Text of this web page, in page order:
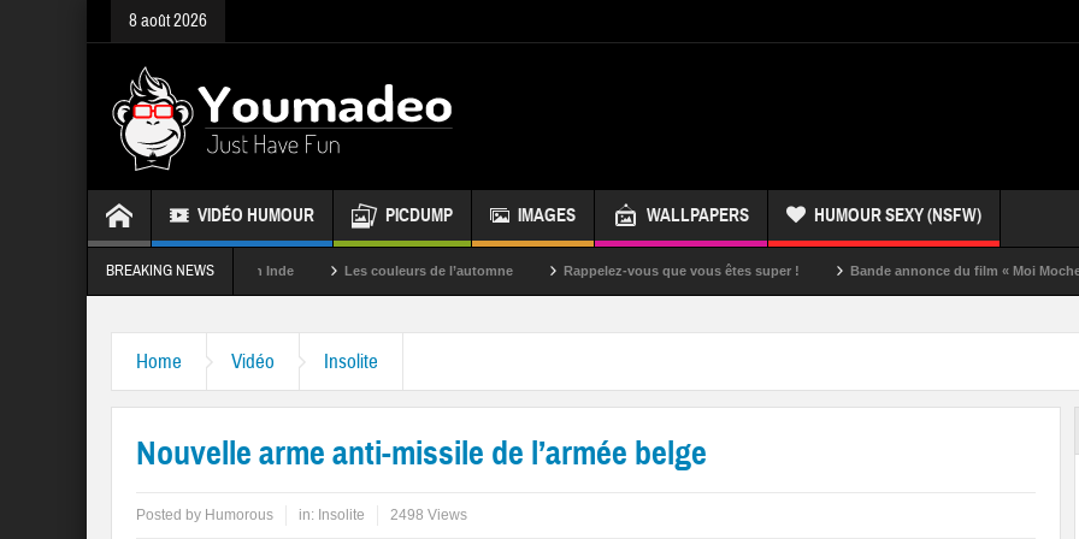
8 août 2026
VIDÉO HUMOUR PICDUMP IMAGES WALLPAPERS HUMOUR SEXY (NSFW)
BREAKING NEWS
La fête des couleurs en Inde Les couleurs de l’automne Rappelez-vous que vous êtes super ! Bande annonce du film « Moi Moche et
Home Vidéo Insolite
Nouvelle arme anti-missile de l’armée belge
Posted by Humorous in: Insolite 2498 Views